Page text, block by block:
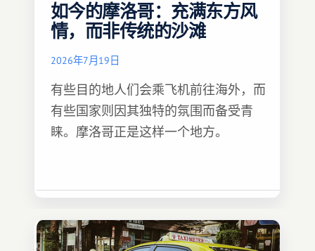
如今的摩洛哥：充满东方风
情，而非传统的沙滩
2026年7月19日
有些目的地人们会乘飞机前往海外，而
有些国家则因其独特的氛围而备受青
睐。摩洛哥正是这样一个地方。